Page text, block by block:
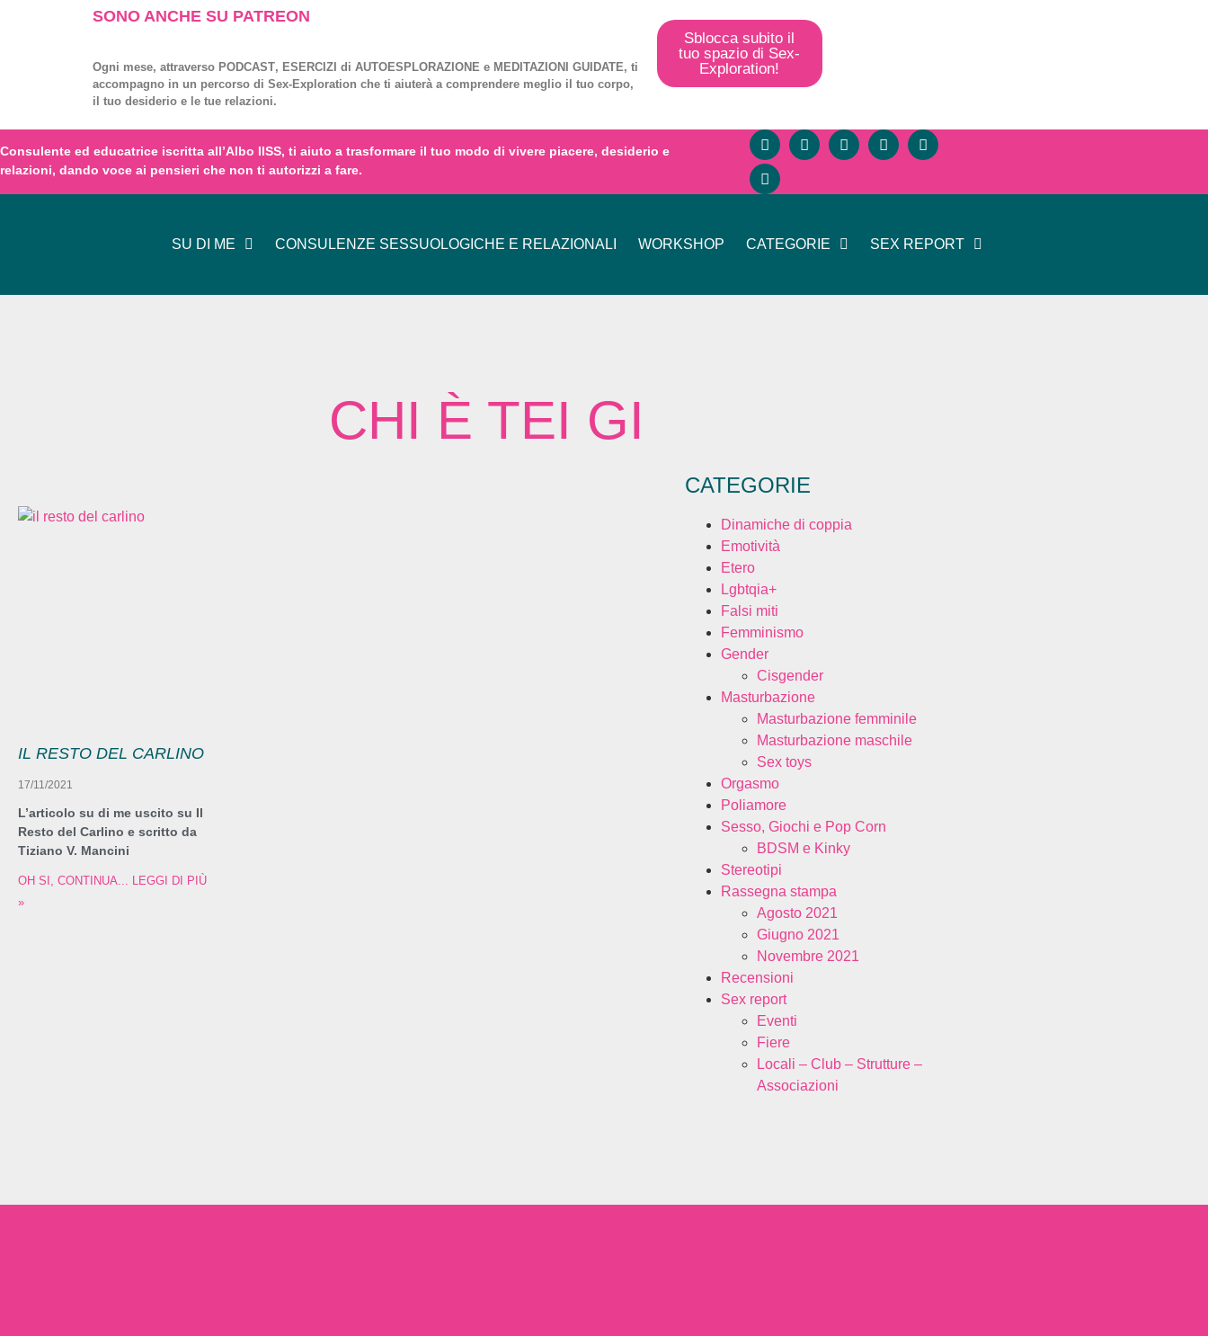
SONO ANCHE SU PATREON
Ogni mese, attraverso PODCAST, ESERCIZI di AUTOESPLORAZIONE e MEDITAZIONI GUIDATE, ti
accompagno in un percorso di Sex-Exploration che ti aiuterà a comprendere meglio il tuo corpo,
il tuo desiderio e le tue relazioni.
Sblocca subito il
tuo spazio di Sex-
Exploration!
Consulente ed educatrice iscritta all’Albo IISS, ti aiuto a trasformare il tuo modo di vivere piacere, desiderio e
relazioni, dando voce ai pensieri che non ti autorizzi a fare.
SU DI ME CONSULENZE SESSUOLOGICHE E RELAZIONALI WORKSHOP CATEGORIE SEX REPORT
CHI È TEI GI
IL RESTO DEL CARLINO
17/11/2021
L’articolo su di me uscito su Il
Resto del Carlino e scritto da
Tiziano V. Mancini
OH SI, CONTINUA... LEGGI DI PIÙ
»
CATEGORIE
Dinamiche di coppia
Emotività
Etero
Lgbtqia+
Falsi miti
Femminismo
Gender
Cisgender
Masturbazione
Masturbazione femminile
Masturbazione maschile
Sex toys
Orgasmo
Poliamore
Sesso, Giochi e Pop Corn
BDSM e Kinky
Stereotipi
Rassegna stampa
Agosto 2021
Giugno 2021
Novembre 2021
Recensioni
Sex report
Eventi
Fiere
Locali – Club – Strutture –
Associazioni